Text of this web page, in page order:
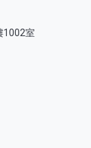
1002室